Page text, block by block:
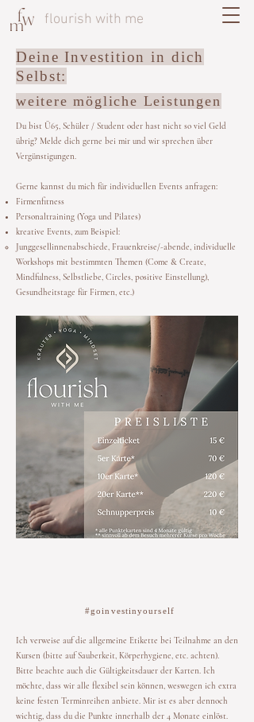
flourish with me
Deine Investition in dich
Selbst:
weitere mögliche Leistungen
Du bist Ü65, Schüler / Student oder hast nicht so viel Geld
übrig? Melde dich gerne bei mir und wir sprechen über
Vergünstigungen.
Gerne kannst du mich für individuellen Events anfragen:
Firmenfitness
Personaltraining (Yoga und Pilates)
kreative Events, zum Beispiel:
Junggesellinnenabschiede, Frauenkreise/-abende, individuelle
Workshops mit bestimmten Themen (Come & Create,
Mindfulness, Selbstliebe, Circles, positive Einstellung),
Gesundheitstage für Firmen, etc.)
#goinvestinyourself
Ich verweise auf die allgemeine Etikette bei Teilnahme an den
Kursen (bitte auf Sauberkeit, Körperhygiene, etc. achten).
Bitte beachte auch die Gültigkeitsdauer der Karten. Ich
möchte, dass wir alle flexibel sein können, weswegen ich extra
keine festen Terminreihen anbiete. Mir ist es aber dennoch
wichtig, dass du die Punkte innerhalb der 4 Monate einlöst.